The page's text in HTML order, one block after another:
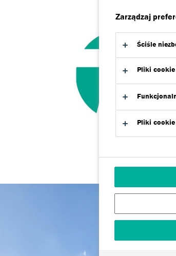
Zarządzaj
Ściśle
Pliki
Pliki